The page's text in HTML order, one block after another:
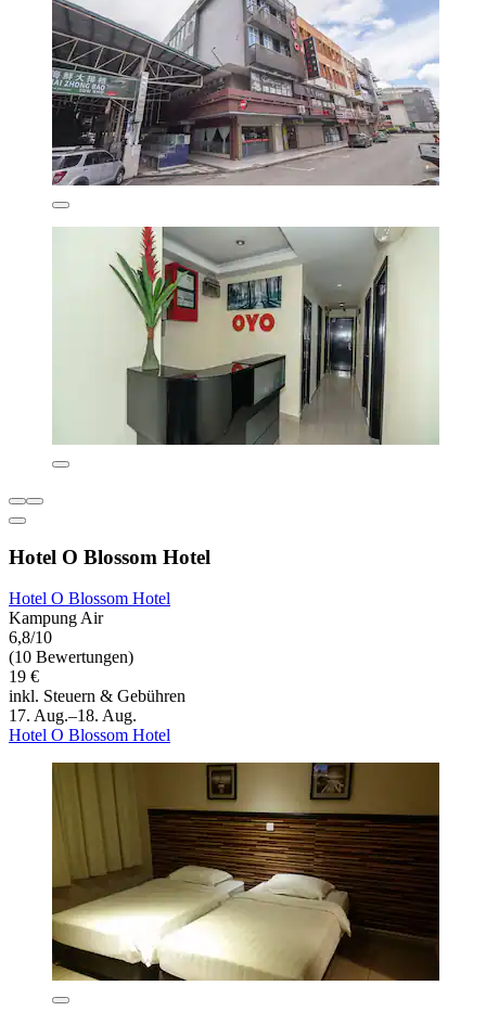
Hotel O Blossom Hotel
Hotel O Blossom Hotel
Kampung Air
6,8/10
(10 Bewertungen)
19 €
inkl. Steuern & Gebühren
17. Aug.–18. Aug.
Hotel O Blossom Hotel